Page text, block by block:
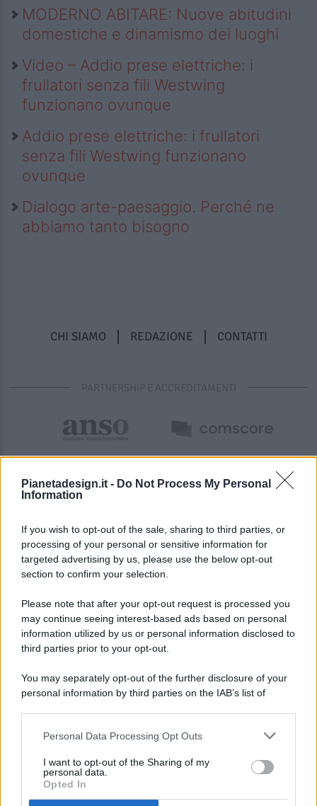
Pianetadesign.it - Do Not Process My Personal
Information
If you wish to opt-out of the sale, sharing to third parties, or
processing of your personal or sensitive information for
targeted advertising by us, please use the below opt-out
section to confirm your selection.
Please note that after your opt-out request is processed you
may continue seeing interest-based ads based on personal
information utilized by us or personal information disclosed to
third parties prior to your opt-out.
You may separately opt-out of the further disclosure of your
personal information by third parties on the IAB’s list of
This information may also be disclosed by us to third parties
disclose it to other third parties.
Personal Data Processing Opt Outs
I want to opt-out of the Sharing of my
personal data.
Opted In
MODERNO ABITARE: Nuove abitudini
domestiche e dinamismo dei luoghi
Video – Addio prese elettriche: i
frullatori senza fili Westwing
funzionano ovunque
Addio prese elettriche: i frullatori
senza fili Westwing funzionano
ovunque
Dialogo arte-paesaggio. Perché ne
abbiamo tanto bisogno
CHI SIAMO REDAZIONE CONTATTI
PARTNERSHIP E ACCREDITAMENTI
© 2026 - Pianeta Design - P.IVA 04827280654 - Testata
Registrata Al Tribunale Di Nocera Inferiore N. 8/2020 - RG N.
ISCRIZIONE AL ROC N. 35792 – ISCRITTA ALL’ANSO
(ASSOCIAZIONE NAZIONALE STAMPA ONLINE)
PREFERENZE PRIVACY